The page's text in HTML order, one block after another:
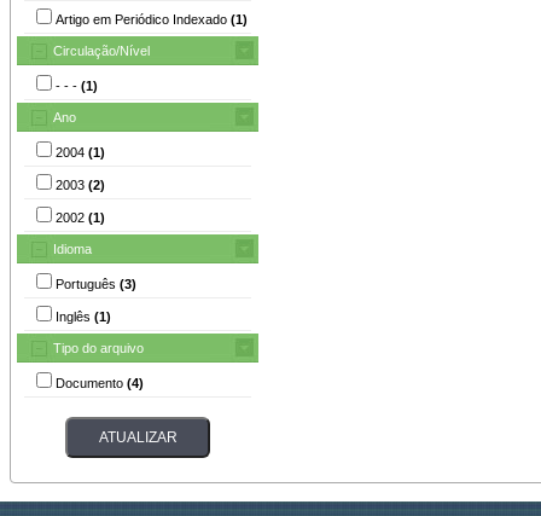
Artigo em Periódico Indexado (1)
Circulação/Nível
- - - (1)
Ano
2004 (1)
2003 (2)
2002 (1)
Idioma
Português (3)
Inglês (1)
Tipo do arquivo
Documento (4)